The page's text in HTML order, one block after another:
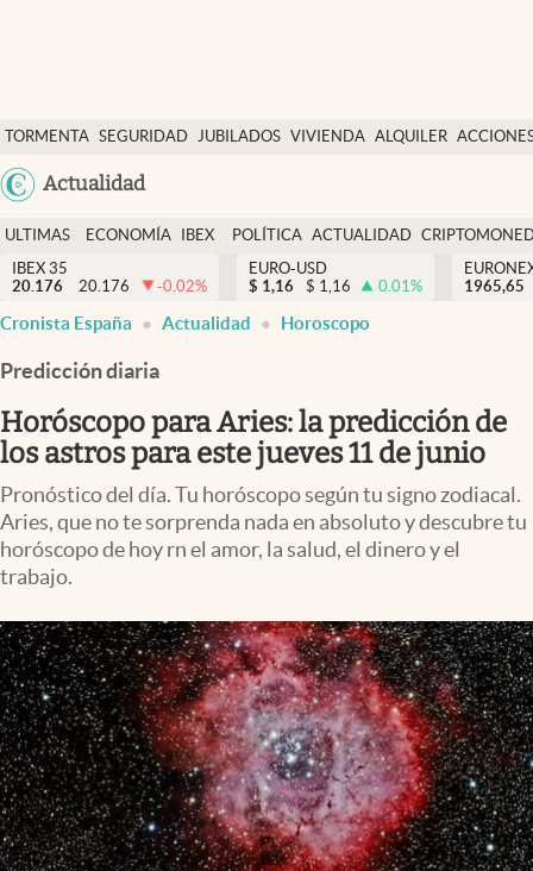
TORMENTA SEGURIDAD JUBILADOS VIVIENDA ALQUILER
USA
Actualidad
Economía y finanzas
Política
Actualidad
Criptomonedas
España
ULTIMAS
NOTICIAS
ECONOMÍA
FINANZAS
IBEX
EURO
POLÍTICA ACTUALIDAD
IBEX 35
20.176
20.176 -0.02%
EURO-USD
$ 1,16 $ 1,16 0.01%
1965,65
Cronista España Actualidad Horoscopo
Predicción diaria
Horóscopo para Aries: la predicción de
los astros para este jueves 11 de junio
Pronóstico del día. Tu horóscopo según tu signo zodiacal.
Aries, que no te sorprenda nada en absoluto y descubre tu
horóscopo de hoy rn el amor, la salud, el dinero y el
trabajo.